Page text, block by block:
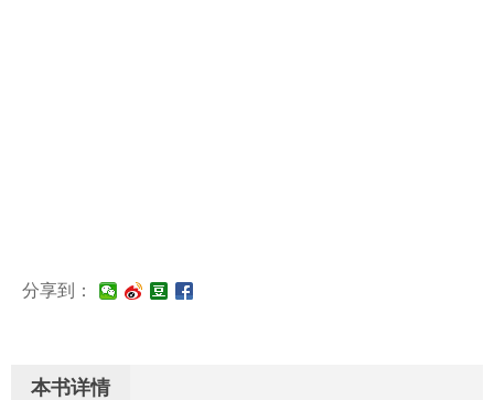
分享到：
本书详情